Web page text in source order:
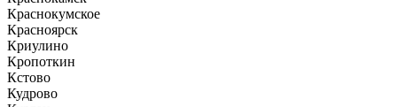
Краснокумское
Красноярск
Криулино
Кропоткин
Кстово
Кудрово